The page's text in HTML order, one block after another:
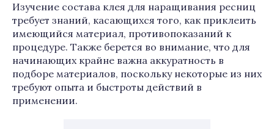
Изучение состава клея для наращивания ресниц
требует знаний, касающихся того, как приклеить
имеющийся материал, противопоказаний к
процедуре. Также берется во внимание, что для
начинающих крайне важна аккуратность в
подборе материалов, поскольку некоторые из них
требуют опыта и быстроты действий в
применении.